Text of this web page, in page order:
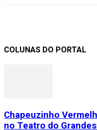
COLUNAS DO PORTAL
Chapeuzinho
no Teatro do